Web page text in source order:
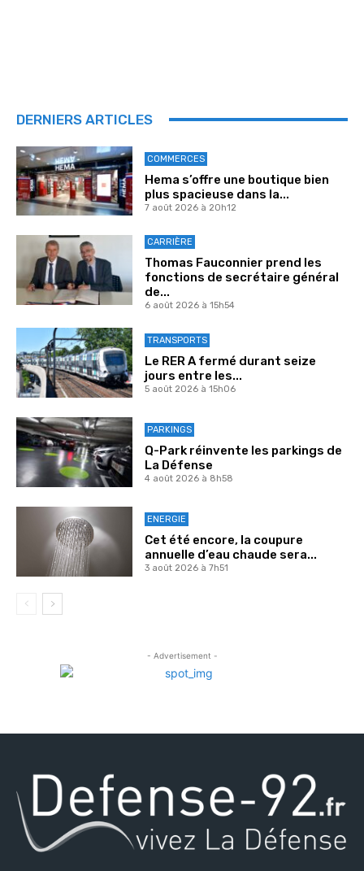
DERNIERS ARTICLES
COMMERCES
Hema s’offre une boutique bien
plus spacieuse dans la...
7 août 2026 à 20h12
CARRIÈRE
Thomas Fauconnier prend les
fonctions de secrétaire général
de...
6 août 2026 à 15h54
TRANSPORTS
Le RER A fermé durant seize
jours entre les...
5 août 2026 à 15h06
PARKINGS
Q-Park réinvente les parkings de
La Défense
4 août 2026 à 8h58
ENERGIE
Cet été encore, la coupure
annuelle d’eau chaude sera...
3 août 2026 à 7h51
- Advertisement -